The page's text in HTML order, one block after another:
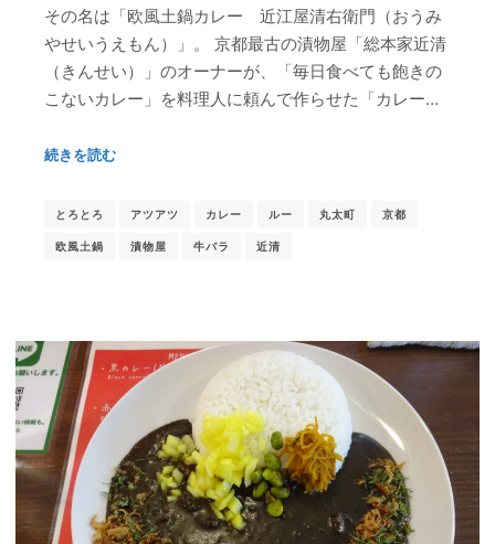
その名は「欧風土鍋カレー 近江屋清右衛門（おうみ
やせいうえもん）」。 京都最古の漬物屋「総本家近清
（きんせい）」のオーナーが、「毎日食べても飽きの
こないカレー」を料理人に頼んで作らせた「カレー…
続きを読む
とろとろ アツアツ カレー ルー 丸太町 京都
欧風土鍋 漬物屋 牛バラ 近清